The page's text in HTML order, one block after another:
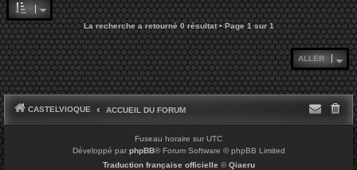
La recherche a retourné 0 résultat • Page1sur1
ALLER
CASTELVIOQUE ACCUEIL DU FORUM
Fuseau horaire sur UTC
Développé par phpBB® Forum Software © phpBB Limited
Traduction française officielle ©Qiaeru